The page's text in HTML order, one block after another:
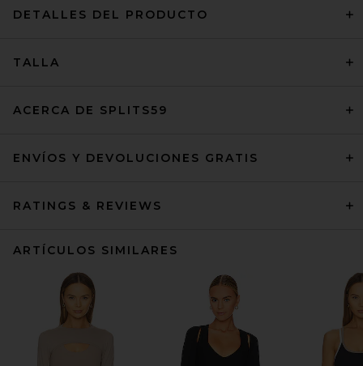
DETALLES DEL PRODUCTO
TALLA
ACERCA DE SPLITS59
ENVÍOS Y DEVOLUCIONES GRATIS
RATINGS & REVIEWS
ARTÍCULOS SIMILARES